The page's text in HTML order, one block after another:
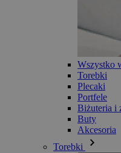
Wszystko
Torebki
Plecaki
Portfele
Biżuteria i
Buty
Akcesoria
Torebki